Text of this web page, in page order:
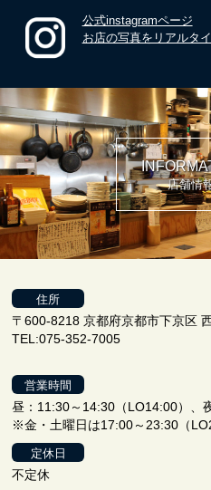
公式instagramページ
お店の写真をリアルタ
店舗情
住所
〒600-8218 京都府京都市下京区
TEL:075-352-7005
営業時間
昼：11:30～14:30（LO14:00）、
※金・土曜日は17:00～23:30（
定休日
不定休